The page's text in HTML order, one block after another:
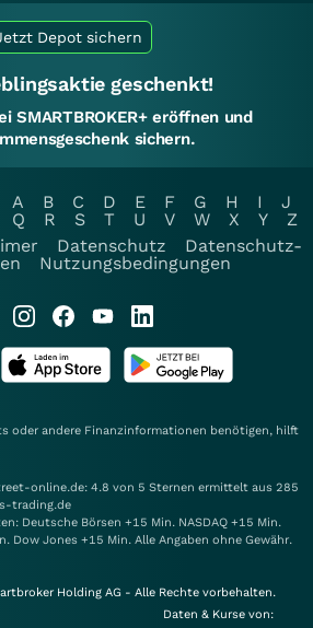
Depot sichern
geschenkt!
SMARTBROKER+ eröffnen und
sichern.
A B C D E F G H I
J
Q R S T U V W X Y
Z
Datenschutz
Datenschutz-
Nutzungsbedingungen
oder andere Finanzinformationen benötigen, hilft
online.de: 4.8 von 5 Sternen ermittelt aus 285
trading.de
Deutsche Börsen +15 Min. NASDAQ +15 Min.
Dow Jones +15 Min. Alle Angaben ohne Gewähr.
Holding AG - Alle Rechte vorbehalten.
Daten & Kurse von: